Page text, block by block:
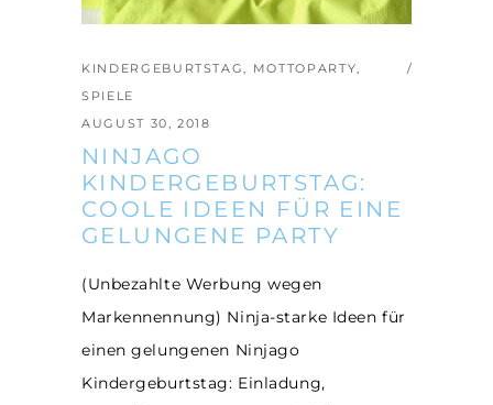
KINDERGEBURTSTAG, MOTTOPARTY,
SPIELE
AUGUST 30, 2018
NINJAGO
KINDERGEBURTSTAG:
COOLE IDEEN FÜR EINE
GELUNGENE PARTY
(Unbezahlte Werbung wegen
Markennennung) Ninja-starke Ideen für
einen gelungenen Ninjago
Kindergeburtstag: Einladung,